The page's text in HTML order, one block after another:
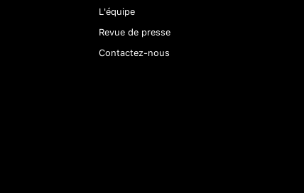
L'équipe
Revue de presse
Contactez-nous